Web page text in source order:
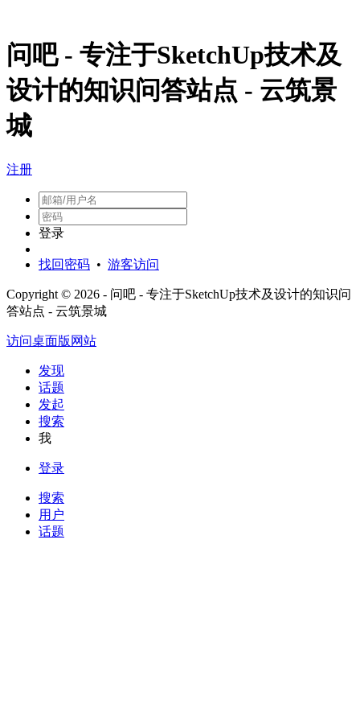
问吧 - 专注于SketchUp技术及
设计的知识问答站点 - 云筑景
城
注册
登录
找回密码 • 游客访问
Copyright © 2026 - 问吧 - 专注于SketchUp技术及设计的知识问
答站点 - 云筑景城
访问桌面版网站
发现
话题
发起
搜索
我
登录
搜索
用户
话题